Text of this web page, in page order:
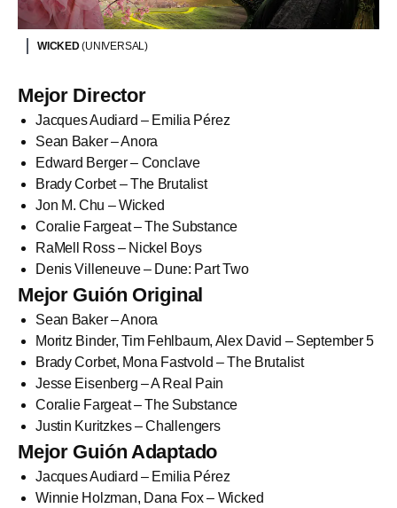
WICKED(UNIVERSAL)
Mejor Director
Jacques Audiard – Emilia Pérez
Sean Baker – Anora
Edward Berger – Conclave
Brady Corbet – The Brutalist
Jon M. Chu – Wicked
Coralie Fargeat – The Substance
RaMell Ross – Nickel Boys
Denis Villeneuve – Dune: Part Two
Mejor Guión Original
Sean Baker – Anora
Moritz Binder, Tim Fehlbaum, Alex David – September 5
Brady Corbet, Mona Fastvold – The Brutalist
Jesse Eisenberg – A Real Pain
Coralie Fargeat – The Substance
Justin Kuritzkes – Challengers
Mejor Guión Adaptado
Jacques Audiard – Emilia Pérez
Winnie Holzman, Dana Fox – Wicked